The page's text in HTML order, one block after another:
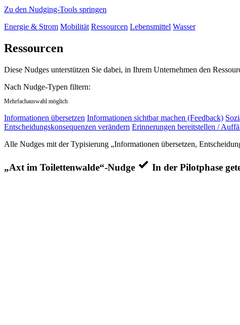
Zu den Nudging-Tools springen
Energie & Strom Mobilität Ressourcen Lebensmittel Wasser
Ressourcen
Diese Nudges unterstützen Sie dabei, in Ihrem Unternehmen den
Nach Nudge-Typen filtern:
Mehrfachauswahl möglich
Informationen übersetzen Informationen sichtbar machen (Feedback)
Entscheidungskonsequenzen verändern Erinnerungen bereitstellen /
Alle Nudges mit der Typisierung „Informationen übersetzen,
„Axt im Toilettenwalde“-Nudge In der Pilotphase